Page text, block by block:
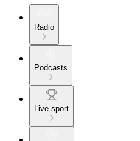
Radio
Podcasts
Live sport